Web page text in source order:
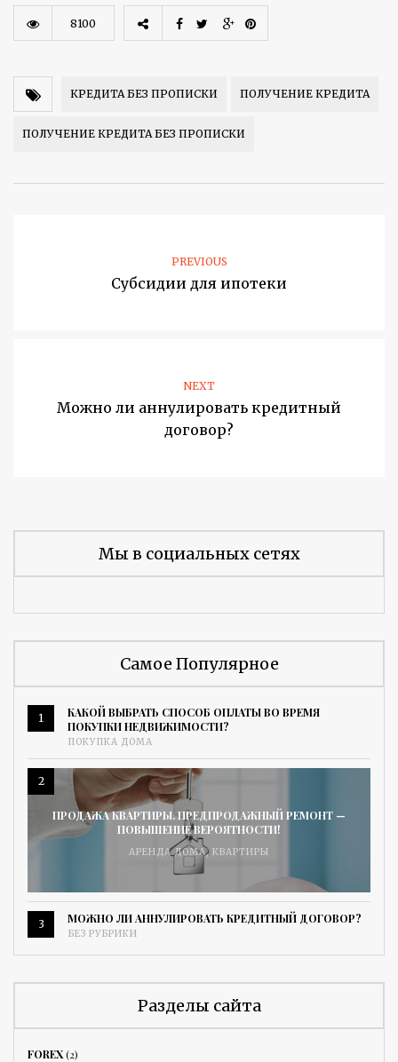
8100
КРЕДИТА БЕЗ ПРОПИСКИ ПОЛУЧЕНИЕ КРЕДИТА
ПОЛУЧЕНИЕ КРЕДИТА БЕЗ ПРОПИСКИ
PREVIOUS
Субсидии для ипотеки
NEXT
Можно ли аннулировать кредитный
договор?
Мы в социальных сетях
Самое Популярное
1
КАКОЙ ВЫБРАТЬ СПОСОБ ОПЛАТЫ ВО ВРЕМЯ
ПОКУПКИ НЕДВИЖИМОСТИ?
ПОКУПКА ДОМА
2
ПРОДАЖА КВАРТИРЫ. ПРЕДПРОДАЖНЫЙ РЕМОНТ —
ПОВЫШЕНИЕ ВЕРОЯТНОСТИ!
АРЕНДА ДОМА, КВАРТИРЫ
3 МОЖНО ЛИ АННУЛИРОВАТЬ КРЕДИТНЫЙ ДОГОВОР?
БЕЗ РУБРИКИ
Разделы сайта
FOREX(2)